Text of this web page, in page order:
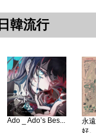
日韓流行
Ado _ Ado’s Bes...
永
好